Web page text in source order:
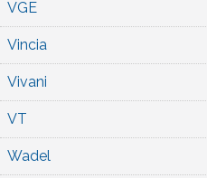
VGE
Vincia
Vivani
VT
Wadel